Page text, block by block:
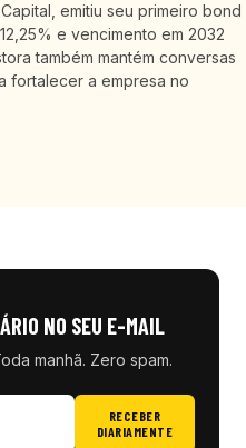
emitiu seu primeiro bond
e vencimento em 2032
também mantém conversas
fortalecer a empresa no
NO SEU E-MAIL
manhã. Zero spam.
RECEBER
DIARIAMENTE